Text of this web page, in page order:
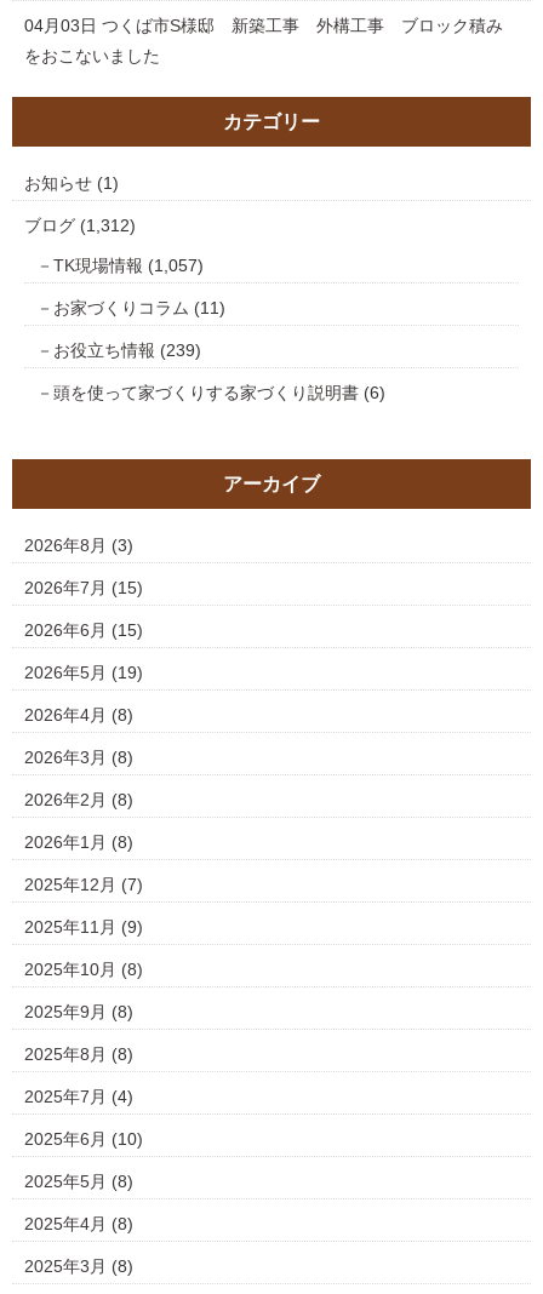
04月03日 つくば市S様邸 新築工事 外構工事 ブロック積み
をおこないました
カテゴリー
お知らせ (1)
ブログ (1,312)
TK現場情報 (1,057)
お家づくりコラム (11)
お役立ち情報 (239)
頭を使って家づくりする家づくり説明書 (6)
アーカイブ
2026年8月 (3)
2026年7月 (15)
2026年6月 (15)
2026年5月 (19)
2026年4月 (8)
2026年3月 (8)
2026年2月 (8)
2026年1月 (8)
2025年12月 (7)
2025年11月 (9)
2025年10月 (8)
2025年9月 (8)
2025年8月 (8)
2025年7月 (4)
2025年6月 (10)
2025年5月 (8)
2025年4月 (8)
2025年3月 (8)